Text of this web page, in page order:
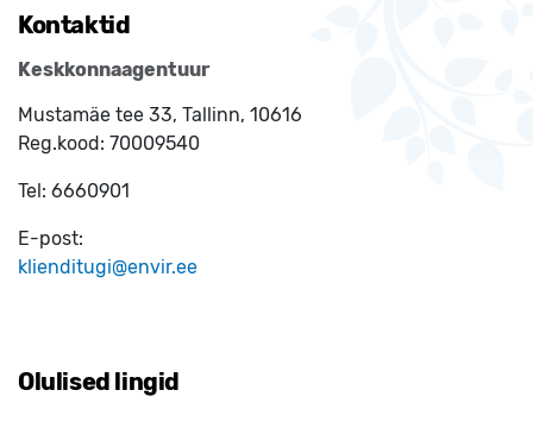
Kontaktid
Keskkonnaagentuur
Mustamäe tee 33, Tallinn, 10616
Reg.kood: 70009540
Tel: 6660901
E-post:
klienditugi@envir.ee
Olulised lingid